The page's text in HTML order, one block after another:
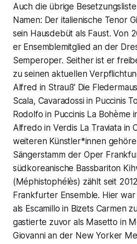
Auch die übrige
Namen: Der italienische Tenor
sein Hausdebüt als Faust. Von
er Ensemblemitglied an der
Semperoper. Seither ist er
zu seinen aktuellen
Alfred in Strauß’ Die
Scala, Cavaradossi in Puccinis
Rodolfo in Puccinis La Bohème
Alfredo in Verdis La Traviata in
weiteren Künstler*innen
Sängerstamm der Oper
südkoreanische Bassbariton
(Méphistophélès) zählt seit
Frankfurter Ensemble. Hier
als Escamillo in Bizets Carmen
gastierte zuvor als Masetto in
Giovanni an der New Yorker